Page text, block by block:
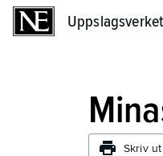
Uppslagsverket
Skriv ut